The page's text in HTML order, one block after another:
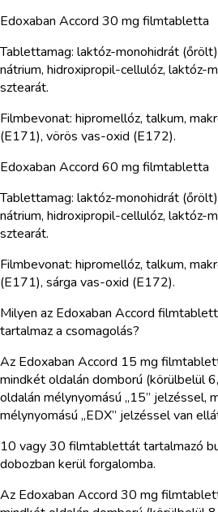
Edoxaban Accord 30 mg filmtabletta
Tablettamag: laktóz-monohidrát
nátrium, hidroxipropil-cellulóz, laktóz-
sztearát.
Filmbevonat: hipromellóz, talkum,
(E171), vörös vas-oxid (E172).
Edoxaban Accord 60 mg filmtabletta
Tablettamag: laktóz-monohidrát
nátrium, hidroxipropil-cellulóz, laktóz-
sztearát.
Filmbevonat: hipromellóz, talkum,
(E171), sárga vas-oxid (E172).
Milyen az Edoxaban Accord
tartalmaz a csomagolás?
Az Edoxaban Accord 15 mg
mindkét oldalán domború (körülbelül
oldalán mélynyomású „15” jelzéssel,
mélynyomású „EDX” jelzéssel van
10 vagy 30 filmtablettát tartalmazó
dobozban kerül forgalomba.
Az Edoxaban Accord 30 mg